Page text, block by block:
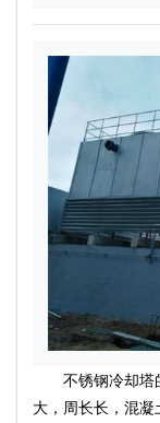
不锈钢冷却塔的
大，周长长，混